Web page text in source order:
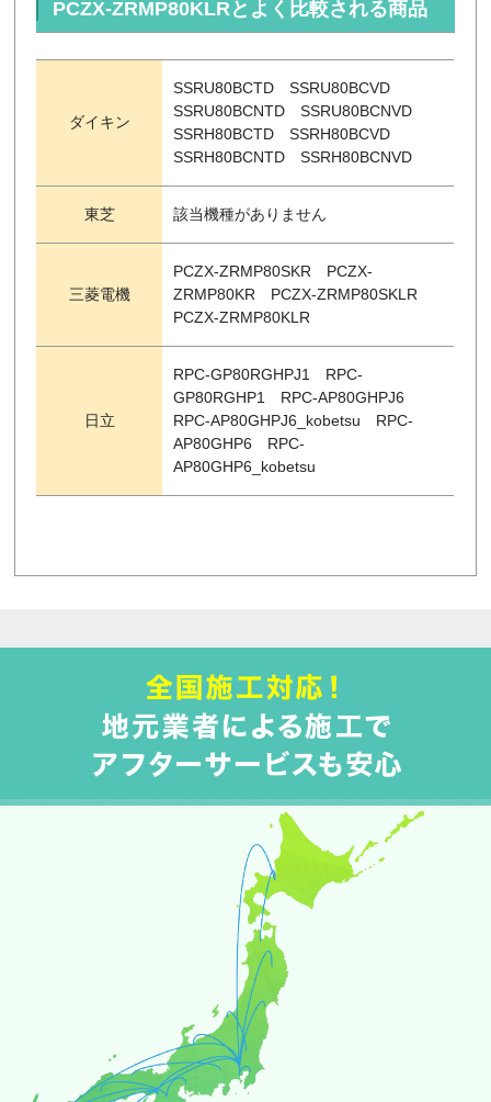
PCZX-ZRMP80KLRとよく比較される商品
ダイキン
SSRU80BCTD SSRU80BCVD
SSRU80BCNTD SSRU80BCNVD
SSRH80BCTD SSRH80BCVD
SSRH80BCNTD SSRH80BCNVD
東芝 該当機種がありません
三菱電機
PCZX-ZRMP80SKR PCZX-
ZRMP80KR PCZX-ZRMP80SKLR
PCZX-ZRMP80KLR
日立
RPC-GP80RGHPJ1 RPC-
GP80RGHP1 RPC-AP80GHPJ6
RPC-AP80GHPJ6_kobetsu RPC-
AP80GHP6 RPC-
AP80GHP6_kobetsu